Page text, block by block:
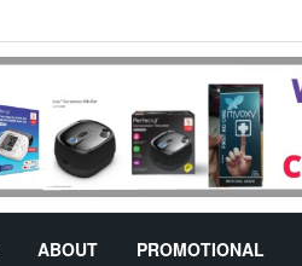
ABOUT PROMOTIONAL